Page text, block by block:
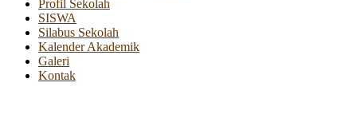
Profil Sekolah
SISWA
Silabus Sekolah
Kalender Akademik
Galeri
Kontak